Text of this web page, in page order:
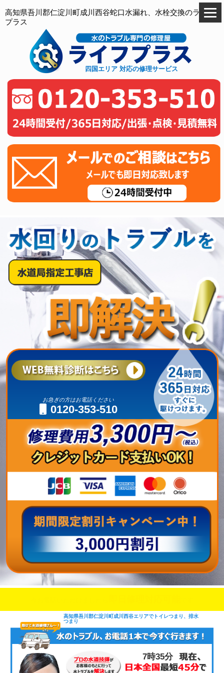
高知県吾川郡仁淀川町成川西谷蛇口水漏れ、水栓交換のライフ
プラス
四国エリア 対応の修理サービス
お急ぎの方はお電話ください
0120-353-510
高知県吾川郡仁淀川町成川西谷エリアでトイレつまり、排水
つまり
7時35分